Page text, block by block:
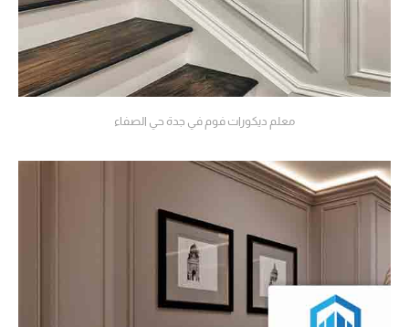
معلم ديكورات فوم في جدة حي الصفاء